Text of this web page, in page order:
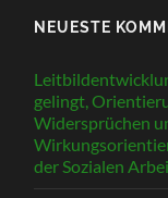
NEUESTE
gelingt,
Widersprüchen
der Sozialen